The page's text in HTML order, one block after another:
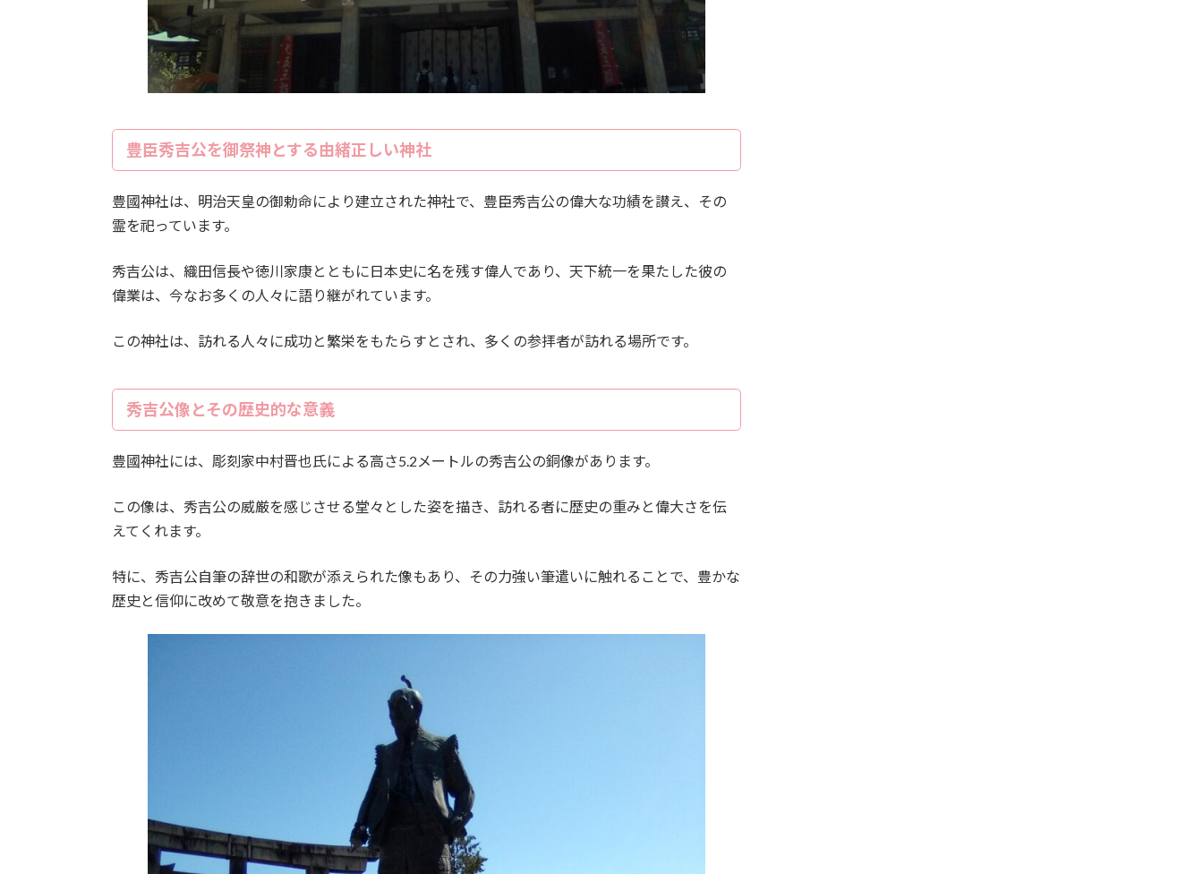
豊臣秀吉公を御祭神とする由緒正しい神社
豊國神社は、明治天皇の御勅命により建立された神社で、豊臣秀吉公の偉大な功績を讃え、その
霊を祀っています。
秀吉公は、織田信長や徳川家康とともに日本史に名を残す偉人であり、天下統一を果たした彼の
偉業は、今なお多くの人々に語り継がれています。
この神社は、訪れる人々に成功と繁栄をもたらすとされ、多くの参拝者が訪れる場所です。
秀吉公像とその歴史的な意義
豊國神社には、彫刻家中村晋也氏による高さ5.2メートルの秀吉公の銅像があります。
この像は、秀吉公の威厳を感じさせる堂々とした姿を描き、訪れる者に歴史の重みと偉大さを伝
えてくれます。
特に、秀吉公自筆の辞世の和歌が添えられた像もあり、その力強い筆遣いに触れることで、豊かな
歴史と信仰に改めて敬意を抱きました。